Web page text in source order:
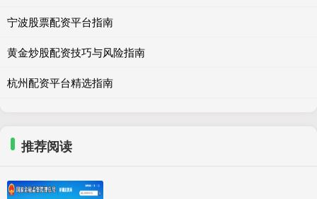
宁波股票配资平台指南
黄金炒股配资技巧与风险指南
杭州配资平台精选指南
推荐阅读